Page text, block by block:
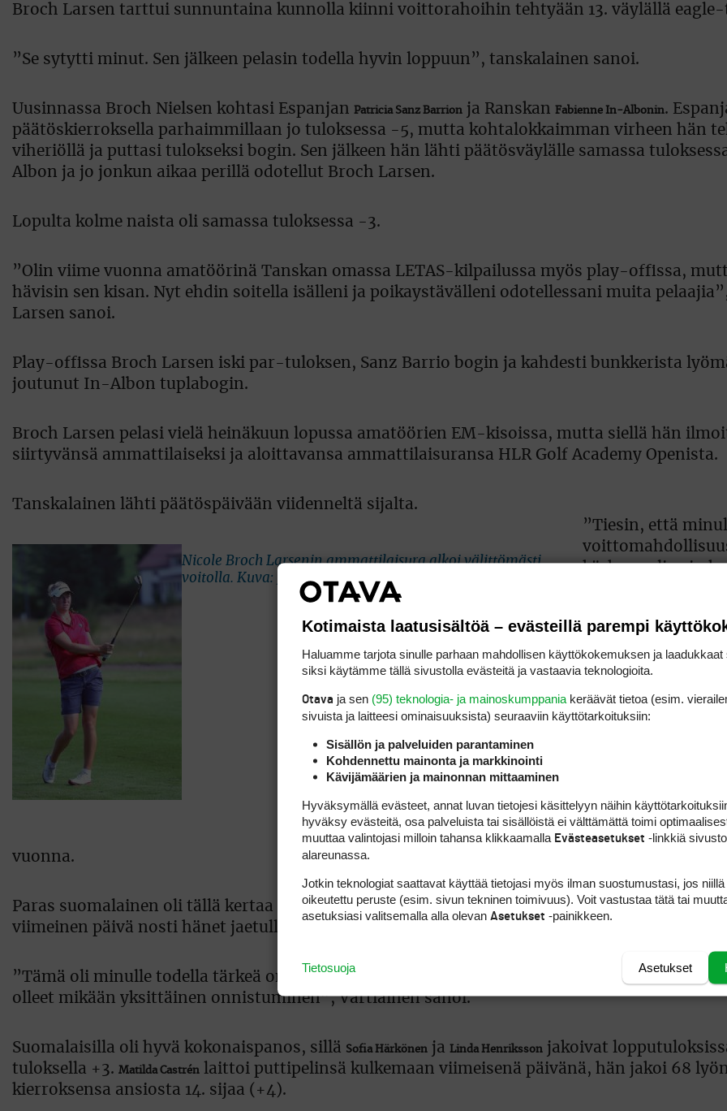
Broch Larsen tarttui sunnuntaina kunnolla kiinni voittorahoihin tehtyään 13. väylällä eagle-
”Se sytytti minut. Sen jälkeen pelasin todella hyvin loppuun”, tanskalainen sanoi.
Uusinnassa Broch Nielsen kohtasi Espanjan Patricia Sanz Barrion ja Ranskan Fabienne In-Albonin.
päätöskierroksella parhaimmillaan jo tuloksessa -5, mutta kohtalokkaimman virheen hän
viheriöllä ja puttasi tulokseksi bogin. Sen jälkeen hän lähti päätösväylälle samassa
Albon ja jo jonkun aikaa perillä odotellut Broch Larsen.
Lopulta kolme naista oli samassa tuloksessa -3.
”Olin viime vuonna amatöörinä Tanskan omassa LETAS-kilpailussa myös play-offissa,
hävisin sen kisan. Nyt ehdin soitella isälleni ja poikaystävälleni odotellessani muita
Larsen sanoi.
Play-offissa Broch Larsen iski par-tuloksen, Sanz Barrio bogin ja kahdesti bunkkerista
joutunut In-Albon tuplabogin.
Broch Larsen pelasi vielä heinäkuun lopussa amatöörien EM-kisoissa, mutta siellä hän
siirtyvänsä ammattilaiseksi ja aloittavansa ammattilaisuransa HLR Golf Academy Openista.
Tanskalainen lähti päätöspäivään viidenneltä sijalta.
Nicole Broch Larsenin ammattilaisura alkoi välittömästi
voitolla. Kuva: Juha Taskinen
”Tiesin, että
kärkeen oli vain
”Pelaan tänä
LETAS-kilpailua,
seuraavan kerran
syyskuussa.
toisen voiton”, hän
sai
parin. Samoin kävi
vuonna.
Paras suomalainen oli tällä kertaa Harjattulan amatööri
(+1), jonka hyvä 70
viimeinen päivä nosti hänet jaetulle kuudennelle sijalle.
”Tämä oli minulle todella tärkeä onnistuminen. Se osoitti, että Englannin EM-joukkuekisan
olleet mikään yksittäinen onnistuminen”, Vartiainen sanoi.
Suomalaisilla oli hyvä kokonaispanos, sillä Sofia Härkönen ja Linda Henriksson jakoivat
tuloksella +3. Matilda Castrén laittoi puttipelinsä kulkemaan viimeisenä päivänä, hän jakoi 68
kierroksensa ansiosta 14. sijaa (+4).
Kotimaista laatusisältöä – evästeillä parempi
Haluamme tarjota sinulle parhaan mahdollisen käyttökokemuksen ja laadukkaat
siksi käytämme tällä sivustolla evästeitä ja vastaavia teknologioita.
Otava ja sen (95) teknologia- ja mainoskumppania keräävät tietoa (esim.
sivuista ja laitteesi ominaisuuk­sista) seuraaviin käyttötarkoituksiin:
Sisällön ja palveluiden parantaminen
Kohdennettu mainonta ja markkinointi
Kävijämäärien ja mainonnan mittaaminen
Hyväksymällä evästeet, annat luvan tietojesi käsittelyyn näihin
hyväksy evästeitä, osa palveluista tai sisällöistä ei välttämättä toimi
muuttaa valintojasi milloin tahansa klikkaamalla Evästeasetukset -linkkiä
alareunassa.
Jotkin teknologiat saattavat käyttää tietojasi myös ilman suostumustasi, jos
oikeutettu peruste (esim. sivun tekninen toimivuus). Voit vastustaa tätä tai
asetuksiasi valitsemalla alla olevan Asetukset -painikkeen.
Asetukset
Tietosuoja